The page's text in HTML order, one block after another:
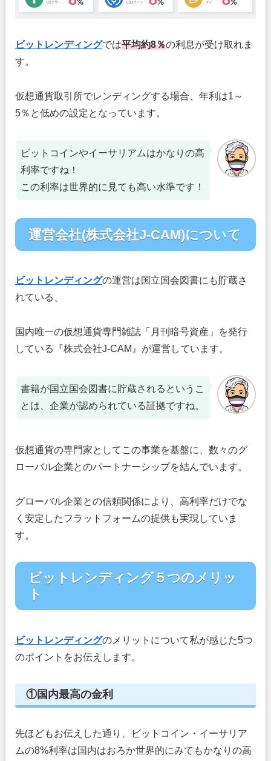
ビットレンディングでは平均約8％の利息が受け取れま
す。
仮想通貨取引所でレンディングする場合、年利は1～
5％と低めの設定となっています。
ビットコインやイーサリアムはかなりの高
利率ですね！
この利率は世界的に見ても高い水準です！
運営会社(株式会社J-CAM)について
ビットレンディングの運営は国立国会図書にも貯蔵さ
れている、
国内唯一の仮想通貨専門雑誌「月刊暗号資産」を発行
している『株式会社J-CAM』が運営しています。
書籍が国立国会図書に貯蔵されるというこ
とは、企業が認められている証拠ですね。
仮想通貨の専門家としてこの事業を基盤に、数々のグ
ローバル企業とのパートナーシップを結んでいます。
グローバル企業との信頼関係により、高利率だけでな
く安定したフラットフォームの提供も実現していま
す。
ビットレンディング５つのメリッ
ト
ビットレンディングのメリットについて私が感じた5つ
のポイントをお伝えします。
①国内最高の金利
先ほどもお伝えした通り、ビットコイン・イーサリア
ムの8%利率は国内はおろか世界的にみてもかなりの高